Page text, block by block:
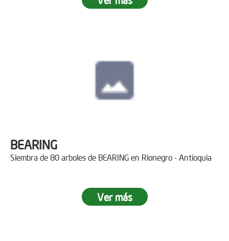
BEARING
Siembra de 80 arboles de BEARING en Rionegro - Antioquia
Ver más